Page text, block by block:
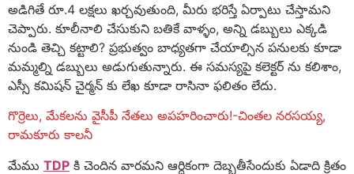
అడిగితే రూ.4 లక్షలు ఖర్చవుతుంది, మీరు భరిస్తే ఏర్పాటు చేస్తామని
చెప్పారు. కూలీనాలి చేసుకుని బతికే వాళ్ళం, అన్ని డబ్బులు ఎక్కడి
నుండి తెచ్చి కట్టాలి? ప్రభుత్వం బాధ్యతగా చేయాల్సిన పనులకు కూడా
మమ్మల్ని డబ్బులు అడుగుతున్నారు. ఈ సమస్యపై కలెక్టర్ ను కలిశాం,
ఎస్సీ కమిషన్ చైర్మన్ కు లేఖ కూడా రాసినా ఫలితం లేదు.
గొర్రెలు, మేకలను వైసీపీ నేతలు అపహరించారు!-చింతల నరసయ్య,
రామకూరు కాలనీ
మేము TDP కి చెందిన వారమని ఆర్ధికంగా దెబ్బతీసేందుకు ఏడాది క్రితం